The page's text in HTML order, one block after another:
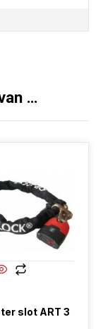
…
slot ART 3